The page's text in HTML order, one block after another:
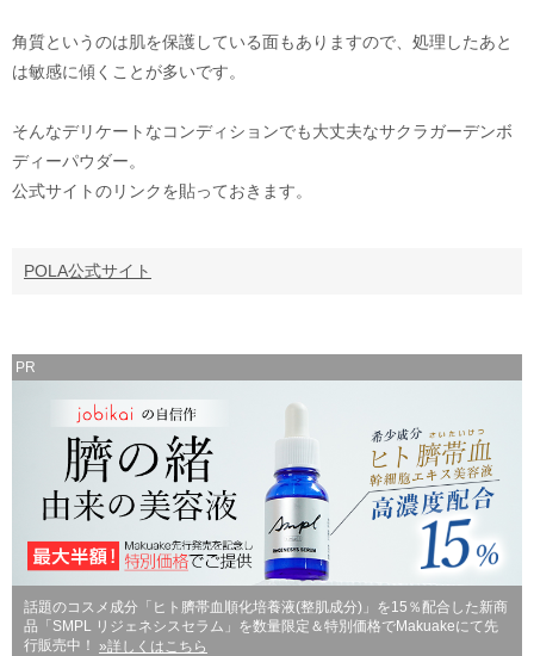
角質というのは肌を保護している面もありますので、処理したあと
は敏感に傾くことが多いです。
そんなデリケートなコンディションでも大丈夫なサクラガーデンボ
ディーパウダー。
公式サイトのリンクを貼っておきます。
POLA公式サイト
PR
話題のコスメ成分「ヒト臍帯血順化培養液(整肌成分)」を15％配合した新商
品「SMPL リジェネシスセラム」を数量限定＆特別価格でMakuakeにて先
行販売中！ »詳しくはこちら